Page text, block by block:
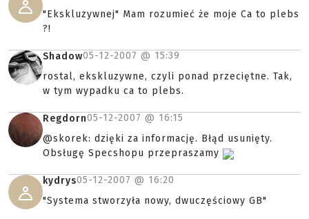
"Ekskluzywnej" Mam rozumieć że moje Ca to plebs
?!
Shadow05-12-2007 @ 15:39
rostal, ekskluzywne, czyli ponad przeciętne. Tak,
w tym wypadku ca to plebs.
Regdorn05-12-2007 @ 16:15
@skorek: dzięki za informację. Błąd usunięty.
Obsługę Specshopu przepraszamy
kydrys05-12-2007 @ 16:20
"Systema stworzyła nowy, dwuczęściowy GB"